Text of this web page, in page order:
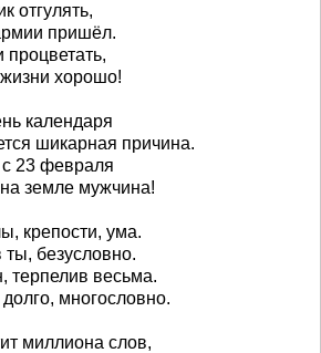
отгулять,
пришёл.
хорошо!
календаря
шикарная причина.
23 февраля
земле мужчина!
крепости, ума.
ты, безусловно.
терпелив весьма.
многословно.
миллиона слов,